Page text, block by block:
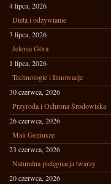
4 lipca, 2026
Dieta i odżywianie
3 lipca, 2026
Jelenia Góra
1 lipca, 2026
Technologie i Innowacje
30 czerwca, 2026
Przyroda i Ochrona Środowiska
26 czerwca, 2026
Mali Geniusze
23 czerwca, 2026
Naturalna pielęgnacja twarzy
20 czerwca, 2026